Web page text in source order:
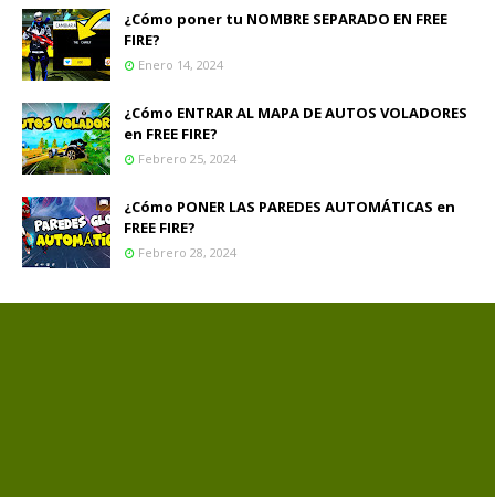
¿Cómo poner tu NOMBRE SEPARADO EN FREE
FIRE?
Enero 14, 2024
¿Cómo ENTRAR AL MAPA DE AUTOS VOLADORES
en FREE FIRE?
Febrero 25, 2024
¿Cómo PONER LAS PAREDES AUTOMÁTICAS en
FREE FIRE?
Febrero 28, 2024